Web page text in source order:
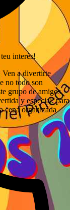
interès!
a divertirte
no todo son
grupo de amigos
y especial, para
cena organizada